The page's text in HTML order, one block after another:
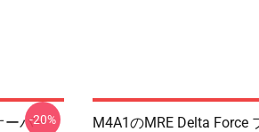
ーバー
-20%
M4A1のMRE Delta Force